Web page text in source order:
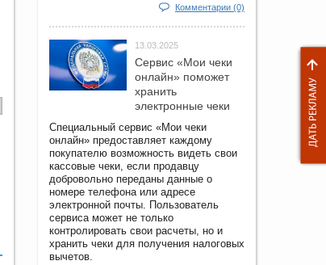
Комментарии (0)
13.03.2025
Сервис «Мои чеки
онлайн» поможет
хранить
электронные чеки
Специальный сервис «Мои чеки
онлайн» предоставляет каждому
покупателю возможность видеть свои
кассовые чеки, если продавцу
добровольно переданы данные о
номере телефона или адресе
электронной почты. Пользователь
сервиса может не только
контролировать свои расчеты, но и
хранить чеки для получения налоговых
вычетов.